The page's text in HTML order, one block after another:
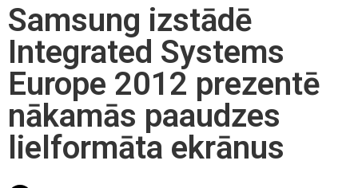
Samsung izstādē
Integrated Systems
Europe 2012 prezentē
nākamās paaudzes
lielformāta ekrānus